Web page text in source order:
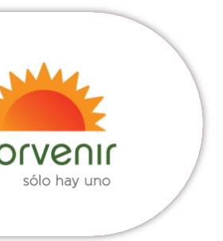
Porvenir
Ver más